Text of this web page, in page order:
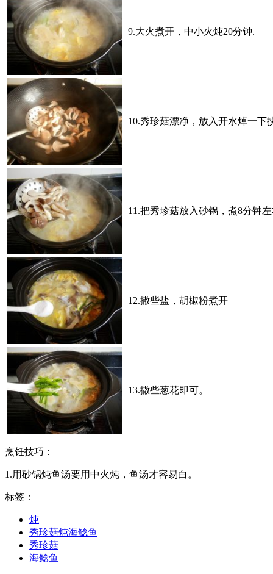
9.大火煮开，中小火炖20分钟.
10.秀珍菇漂净，放入开水焯一下
11.把秀珍菇放入砂锅，煮8分钟左
12.撒些盐，胡椒粉煮开
13.撒些葱花即可。
烹饪技巧：
1.用砂锅炖鱼汤要用中火炖，鱼汤才容易白。
标签：
炖
秀珍菇炖海鲶鱼
秀珍菇
海鲶鱼